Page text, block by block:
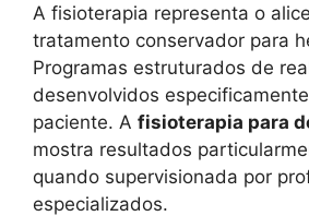
A fisioterapia representa o
tratamento conservador para
Programas estruturados de
desenvolvidos
paciente. A fisioterapia para
mostra resultados
quando supervisionada por
especializados.